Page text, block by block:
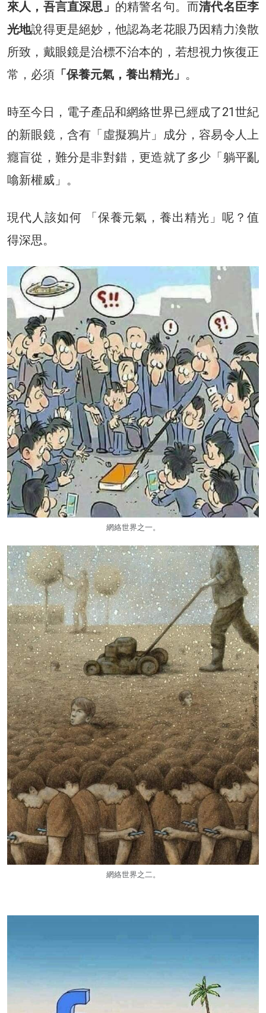
來人，吾言直深思」 的精警名句。而清代名臣李
光地說得更是絕妙，他認為老花眼乃因精力渙散
所致，戴眼鏡是治標不治本的，若想視力恢復正
常，必須 「保養元氣，養出精光」 。
時至今日，電子產品和網絡世界已經成了21世紀
的新眼鏡，含有「虛擬鴉片」成分，容易令人上
癮盲從，難分是非對錯，更造就了多少「躺平亂
噏新權威」。
現代人該如何 「保養元氣，養出精光」呢？值
得深思。
網絡世界之一。
網絡世界之二。